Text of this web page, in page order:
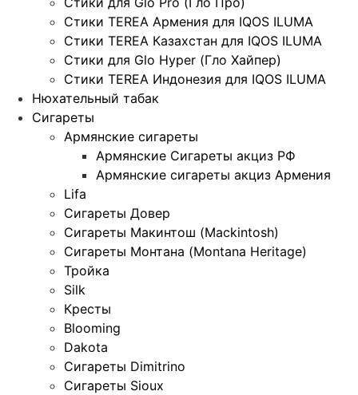
Стики TEREA Армения для IQOS ILUMA
Стики TEREA Казахстан для IQOS ILUMA
Стики для Glo Hyper (Гло Хайпер)
Стики TEREA Индонезия для IQOS ILUMA
Нюхательный табак
Сигареты
Армянские сигареты
Армянские Сигареты акциз РФ
Армянские сигареты акциз Армения
Lifa
Сигареты Довер
Сигареты Макинтош (Mackintosh)
Сигареты Монтана (Montana Heritage)
Тройка
Silk
Кресты
Blooming
Dakota
Сигареты Dimitrino
Сигареты Sioux